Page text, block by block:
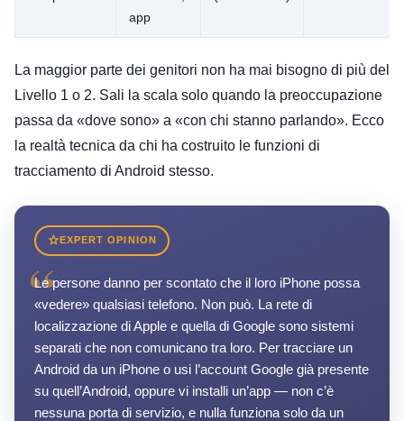
app
La maggior parte dei genitori non ha mai bisogno di più del
Livello 1 o 2. Sali la scala solo quando la preoccupazione
passa da «dove sono» a «con chi stanno parlando». Ecco
la realtà tecnica da chi ha costruito le funzioni di
tracciamento di Android stesso.
EXPERT OPINION
“
Le persone danno per scontato che il loro iPhone possa
«vedere» qualsiasi telefono. Non può. La rete di
localizzazione di Apple e quella di Google sono sistemi
separati che non comunicano tra loro. Per tracciare un
Android da un iPhone o usi l’account Google già presente
su quell’Android, oppure vi installi un’app — non c’è
nessuna porta di servizio, e nulla funziona solo da un